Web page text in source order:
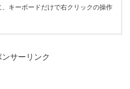
キーボードだけで右クリックの操作
ンサーリンク